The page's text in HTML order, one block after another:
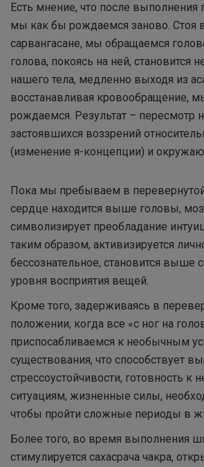
Есть мнение, что после выполнения
мы как бы рождаемся заново. Стоя
сарвангасане, мы обращаемся
голова, покоясь на ней, становится
нашего тела, медленно выходя из
восстанавливая кровообращение,
рождаемся. Результат – пересмотр
застоявшихся воззрений
(изменение я-концепции) и
Пока мы пребываем в
сердце находится выше головы,
символизирует преобладание
таким образом, активизируется
бессознательное, становится выше
уровня восприятия вещей.
Кроме того, задерживаясь в
положении, когда все «с ног на
приспосабливаемся к необычным
существования, что способствует
стрессоустойчивости, готовность
ситуациям, жизненные силы,
чтобы пройти сложные периоды в
Более того, во время выполнения
стимулируется сахасрача чакра,